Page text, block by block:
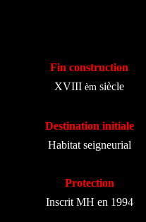
Fin construction
XVIIIèm siècle
Destination initiale
Habitat seigneurial
Protection
Inscrit MH en 1994